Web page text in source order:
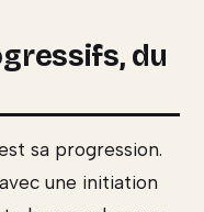
du
sa progression.
une initiation